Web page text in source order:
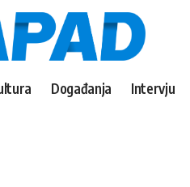
Događanja Intervju